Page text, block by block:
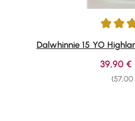
Average rating of 4.82 out of
Dalwhinnie 15 YO
(57,00
39,90 €